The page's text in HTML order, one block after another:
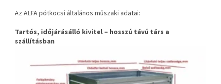
Az ALFA pótkocsi általános műszaki adatai:
Tartós, időjárásálló kivitel – hosszú távú társ a
szállításban